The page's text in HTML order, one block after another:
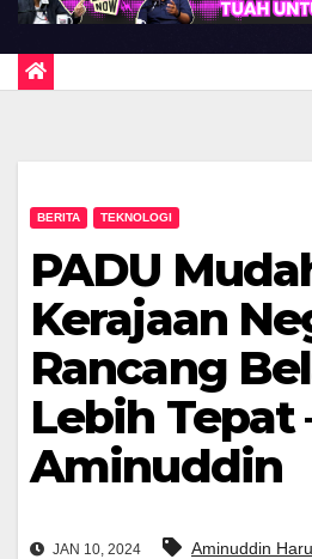
BERITA TEKNOLOGI
PADU
Kerajaan
Rancang
Lebih Tepat
Aminuddin
JAN 10, 2024 Aminuddin